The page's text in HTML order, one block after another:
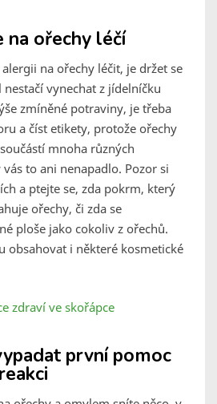
na ořechy léčí
na ořechy léčit, je držet se
vynechat z jídelníčku
zmíněné potraviny, je třeba
a číst etikety, protože ořechy
mnoha různých
to ani nenapadlo. Pozor si
a ptejte se, zda pokrm, který
ořechy, či zda se
ploše jako cokoliv z ořechů.
obsahovat i některé kosmetické
zdraví ve skořápce
první pomoc